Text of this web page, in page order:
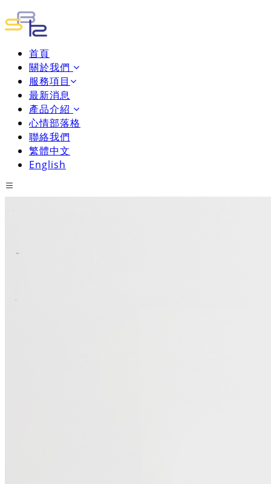
首頁
關於我們
服務項目
最新消息
產品介紹
心情部落格
聯絡我們
繁體中文
English